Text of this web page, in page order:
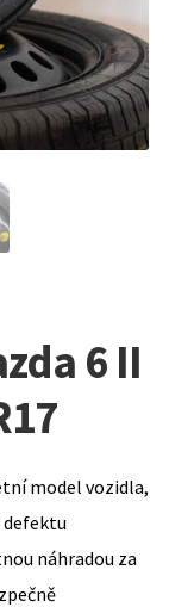
6 II
model vozidla,
náhradou za